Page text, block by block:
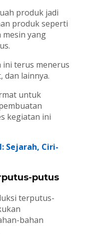
produk jadi
produk seperti
yang
terus menerus
dan lainnya.
untuk
kegiatan ini
Sejarah, Ciri-
putus
terputus-
bahan